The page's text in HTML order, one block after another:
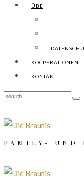
ÜBER UNS
ÜBER UNS
KOOPERATIONEN
KONTAKT
FAMILY- UND